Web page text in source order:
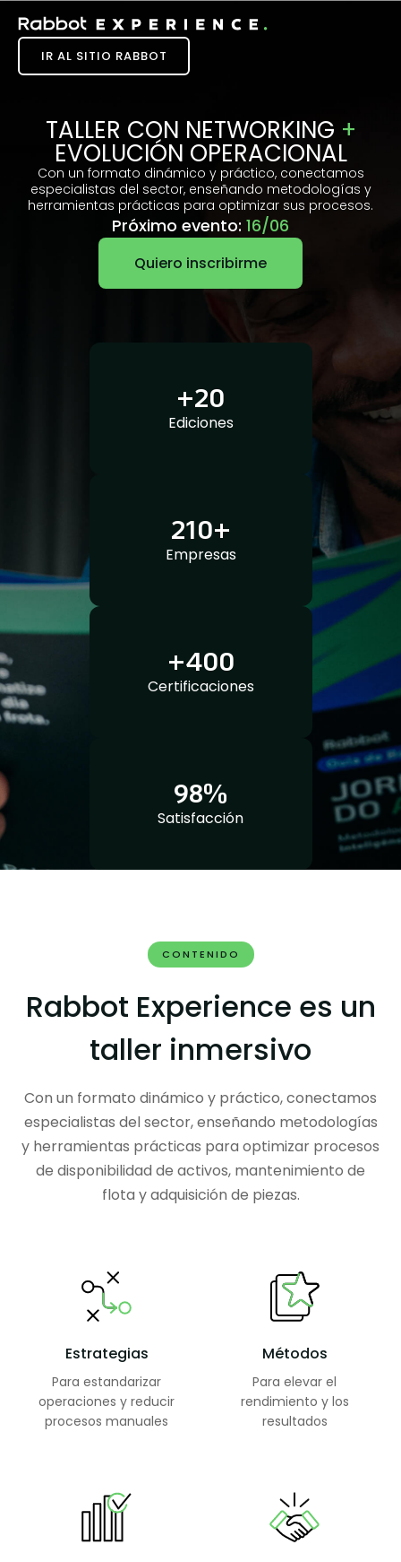
IR AL SITIO RABBOT
TALLER CON NETWORKING +
EVOLUCIÓN OPERACIONAL
Con un formato dinámico y práctico, conectamos
especialistas del sector, enseñando metodologías y
herramientas prácticas para optimizar sus procesos.
Próximo evento: 16/06
Quiero inscribirme
+20
Ediciones
210+
Empresas
+400
Certificaciones
98%
Satisfacción
CONTENIDO
Rabbot Experience es un
taller inmersivo
Con un formato dinámico y práctico, conectamos
especialistas del sector, enseñando metodologías
y herramientas prácticas para optimizar procesos
de disponibilidad de activos, mantenimiento de
flota y adquisición de piezas.
Estrategias
Para estandarizar
operaciones y reducir
procesos manuales
Métodos
Para elevar el
rendimiento y los
resultados